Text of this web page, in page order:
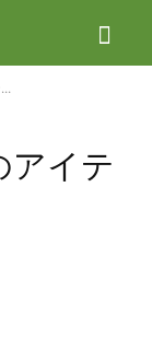
アイテ